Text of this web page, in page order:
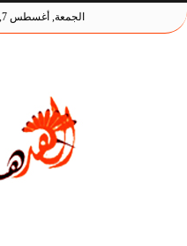
الجمعة, أغسطس 7, 2026